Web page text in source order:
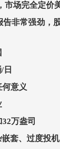
市场完全定价
非常强劲，
日
何意义
万盎司
套、过度投